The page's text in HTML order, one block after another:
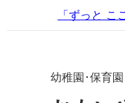
「ずっと
幼稚園･保育